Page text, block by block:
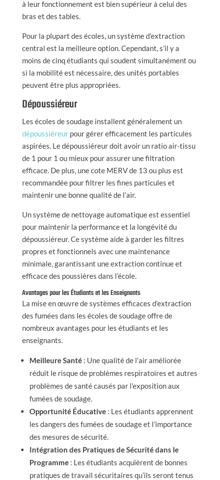
à leur fonctionnement est bien supérieur à celui des
bras et des tables.
Pour la plupart des écoles, un système d’extraction
central est la meilleure option. Cependant, s’il y a
moins de cinq étudiants qui soudent simultanément ou
si la mobilité est nécessaire, des unités portables
peuvent être plus appropriées.
Dépoussiéreur
Les écoles de soudage installent généralement un
dépoussiéreurpour gérer efficacement les particules
aspirées. Le dépoussiéreur doit avoir un ratio air-tissu
de 1 pour 1 ou mieux pour assurer une filtration
efficace. De plus, une cote MERV de 13 ou plus est
recommandée pour filtrer les fines particules et
maintenir une bonne qualité de l’air.
Un système de nettoyage automatique est essentiel
pour maintenir la performance et la longévité du
dépoussiéreur. Ce système aide à garder les filtres
propres et fonctionnels avec une maintenance
minimale, garantissant une extraction continue et
efficace des poussières dans l’école.
Avantages pour les Étudiants et les Enseignants
La mise en œuvre de systèmes efficaces d’extraction
des fumées dans les écoles de soudage offre de
nombreux avantages pour les étudiants et les
enseignants.
Meilleure Santé: Une qualité de l’air améliorée
réduit le risque de problèmes respiratoires et autres
problèmes de santé causés par l’exposition aux
fumées de soudage.
Opportunité Éducative: Les étudiants apprennent
les dangers des fumées de soudage et l’importance
des mesures de sécurité.
Intégration des Pratiques de Sécurité dans le
Programme: Les étudiants acquièrent de bonnes
pratiques de travail sécuritaires qu’ils seront tenus